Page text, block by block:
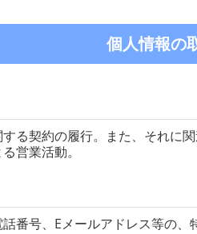
個人情報の
る契約の履行。また、それ
営業活動。
番号、Eメールアドレス等の、